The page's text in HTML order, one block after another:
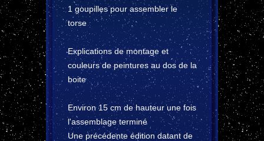
1 goupilles pour assembler le
torse
Explications de montage et
couleurs de peintures au dos de la
boite
Environ 15 cm de hauteur une fois
l'assemblage terminé
Une précédente édition datant de